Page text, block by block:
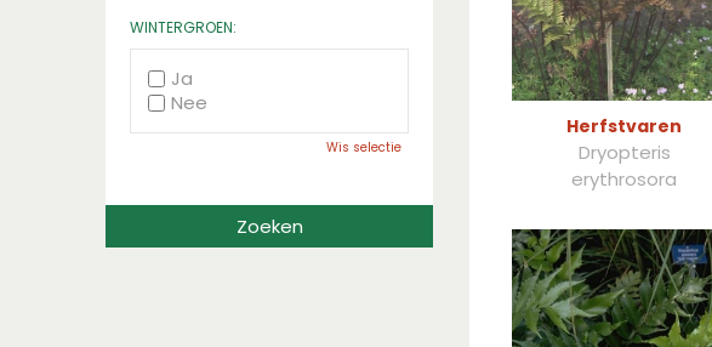
Herfstvaren
Dryopteris
erythrosora
Zwart
WINTERGROEN:
Ja
Nee
Wis selectie